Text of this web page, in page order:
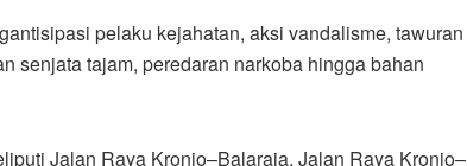
pelaku kejahatan, aksi vandalisme, tawuran
senjata tajam, peredaran narkoba hingga bahan
Jalan Raya Kronjo–Balaraja, Jalan Raya Kronjo–